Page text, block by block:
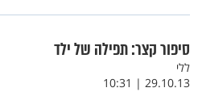
סיפור קצר: תפילה של ילד
ללי
29.10.13 | 10:31